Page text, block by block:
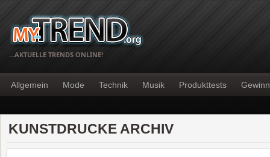
…AKTUELLE TRENDS ONLINE!
Allgemein Mode Technik Musik Produkttests
KUNSTDRUCKE ARCHIV